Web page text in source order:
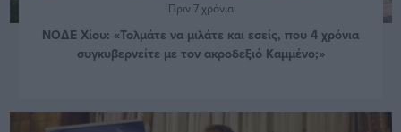
Πριν 7 χρόνια
ΝΟΔΕ Χίου: «Τολμάτε να μιλάτε και εσείς, που 4 χρόνια
συγκυβερνείτε με τον ακροδεξιό Καμμένο;»